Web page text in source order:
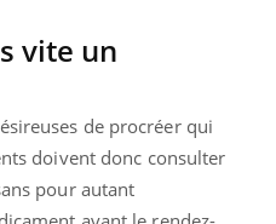
vite un
de procréer qui
doivent donc consulter
pour autant